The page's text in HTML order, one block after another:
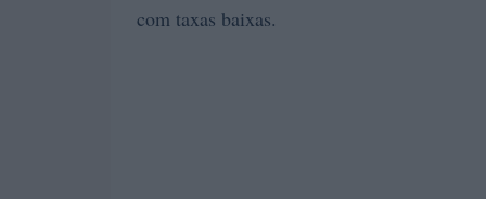
com taxas baixas.